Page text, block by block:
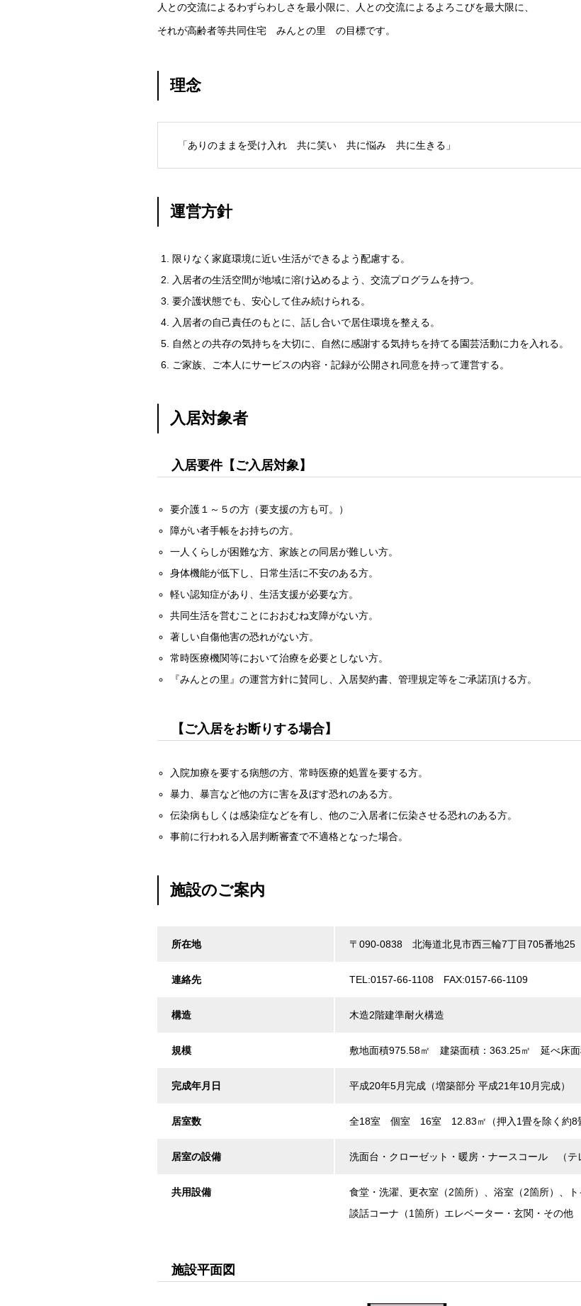
人との交流によるわずらわしさを最小限に、人との交流によるよろこびを最大限に、
それが高齢者等共同住宅 みんとの里 の目標です。
理念
「ありのままを受け入れ 共に笑い 共に悩み 共に生きる」
運営方針
限りなく家庭環境に近い生活ができるよう配慮する。
入居者の生活空間が地域に溶け込めるよう、交流プログラムを持つ。
要介護状態でも、安心して住み続けられる。
入居者の自己責任のもとに、話し合いで居住環境を整える。
自然との共存の気持ちを大切に、自然に感謝する気持ちを持てる園芸活動に力を入れる。
ご家族、ご本人にサービスの内容・記録が公開され同意を持って運営する。
入居対象者
入居要件【ご入居対象】
要介護１～５の方（要支援の方も可。）
障がい者手帳をお持ちの方。
一人くらしが困難な方、家族との同居が難しい方。
身体機能が低下し、日常生活に不安のある方。
軽い認知症があり、生活支援が必要な方。
共同生活を営むことにおおむね支障がない方。
著しい自傷他害の恐れがない方。
常時医療機関等において治療を必要としない方。
『みんとの里』の運営方針に賛同し、入居契約書、管理規定等をご承諾頂ける方。
【ご入居をお断りする場合】
入院加療を要する病態の方、常時医療的処置を要する方。
暴力、暴言など他の方に害を及ぼす恐れのある方。
伝染病もしくは感染症などを有し、他のご入居者に伝染させる恐れのある方。
事前に行われる入居判断審査で不適格となった場合。
施設のご案内
所在地 〒090-0838 北海道北見市西三輪7丁目705番地25
連絡先 TEL:0157-66-1108 FAX:0157-66-1109
構造 木造2階建準耐火構造
規模 敷地面積975.58㎡ 建築面積：363.25㎡ 延べ床面
完成年月日 平成20年5月完成（増築部分 平成21年10月完成）
居室数 全18室 個室 16室 12.83㎡（押入1畳を除く
居室の設備 洗面台・クローゼット・暖房・ナースコール （テ
共用設備
食堂・洗濯、更衣室（2箇所）、浴室（2箇所）、ト
談話コーナ（1箇所）エレベーター・玄関・その他
施設平面図